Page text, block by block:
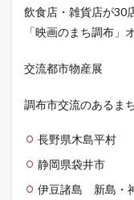
飲食店・雑貨店が30
「映画のまち調布」
交流都市物産展
調布市交流のあるま
長野県木島平村
静岡県袋井市
伊豆諸島 新島・